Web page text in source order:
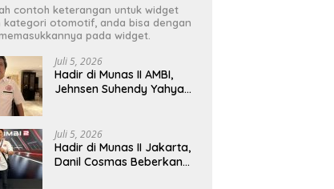
contoh keterangan untuk widget
kategori otomotif, anda bisa dengan
pada widget.
Juli 5, 2026
Hadir di Munas II AMBI,
Jehnsen Suhendy Yahya
Kelas
Juli 5, 2026
Hadir di Munas II Jakarta,
Danil Cosmas Beberkan